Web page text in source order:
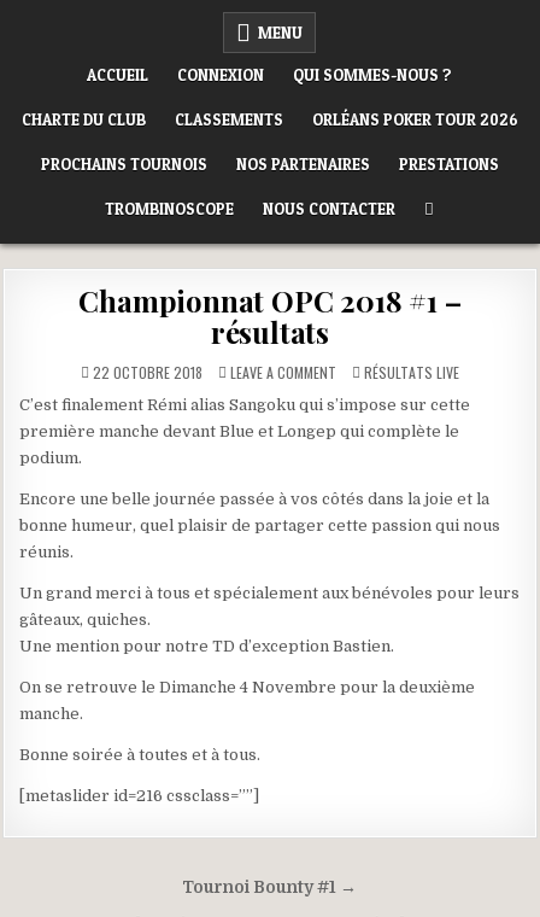
ORLÉANS POKER CLUB MENU
ACCUEIL CONNEXION QUI SOMMES-NOUS ?
CHARTE DU CLUB CLASSEMENTS ORLÉANS POKER TOUR 2026
PROCHAINS TOURNOIS NOS PARTENAIRES PRESTATIONS
TROMBINOSCOPE NOUS CONTACTER
Championnat OPC 2018 #1 –
résultats
22 OCTOBRE 2018 LEAVE A COMMENTON
CHAMPIONNAT
OPC
2018
#1
–
POSTED
IN
RÉSULTATS LIVE
C’est finalement Rémi alias Sangoku qui s’impose sur cette
première manche devant Blue et Longep qui complète le
podium.
Encore une belle journée passée à vos côtés dans la joie et la
bonne humeur, quel plaisir de partager cette passion qui nous
réunis.
Un grand merci à tous et spécialement aux bénévoles pour leurs
gâteaux, quiches.
Une mention pour notre TD d’exception Bastien.
On se retrouve le Dimanche 4 Novembre pour la deuxième
manche.
Bonne soirée à toutes et à tous.
[metaslider id=216 cssclass=””]
Tournoi Bounty #1 →